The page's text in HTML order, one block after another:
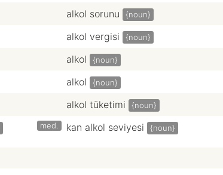
alkol sorunu {noun}
alkol vergisi {noun}
alkol {noun}
alkol {noun}
alkol tüketimi {noun}
med. kan alkol seviyesi {noun}